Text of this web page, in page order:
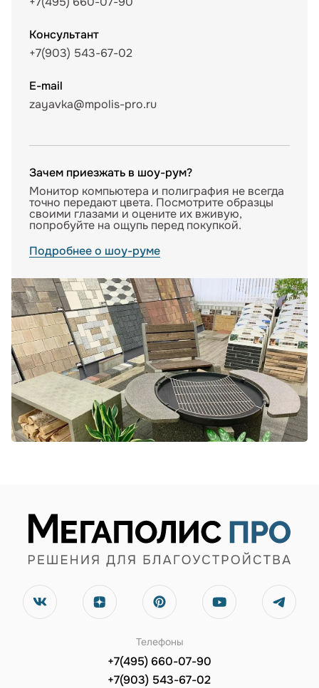
Консультант
+7(903) 543-67-02
E-mail
zayavka@mpolis-pro.ru
Зачем приезжать в шоу-рум?
Монитор компьютера и полиграфия не всегда
точно передают цвета. Посмотрите образцы
своими глазами и оцените их вживую,
попробуйте на ощупь перед покупкой.
Подробнее о шоу-руме
Телефоны
+7(495) 660-07-90
+7(903) 543-67-02